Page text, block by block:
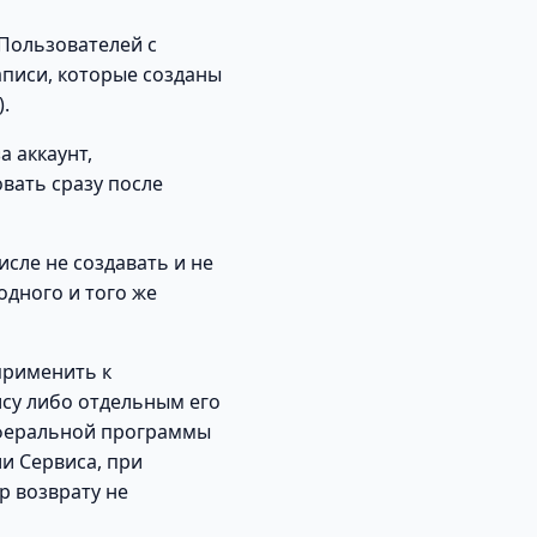
с
которые созданы
аккаунт,
сразу после
не создавать и не
и того же
к
либо отдельным его
программы
Сервиса, при
возврату не